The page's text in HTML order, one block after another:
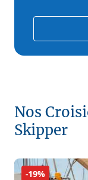
Nos
Skipper
-19%